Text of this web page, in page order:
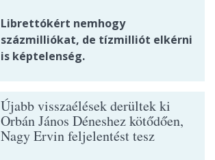
Librettókért nemhogy
százmilliókat, de tízmilliót elkérni
is képtelenség.
Újabb visszaélések derültek ki
Orbán János Déneshez kötődően,
Nagy Ervin feljelentést tesz